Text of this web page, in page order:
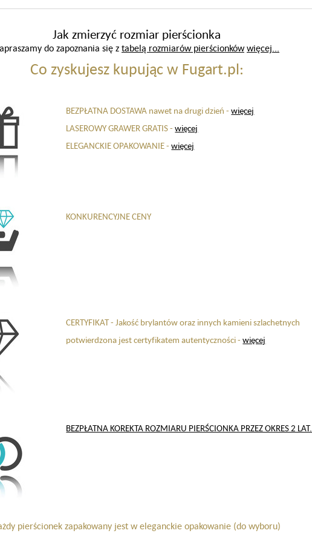
Jak zmierzyć rozmiar pierścionka
do zapoznania się z tabelą rozmiarów pierścionków więcej...
Co zyskujesz kupując w Fugart.pl:
BEZPŁATNA DOSTAWA nawet na drugi dzień -więcej
LASEROWY GRAWER GRATIS -więcej
ELEGANCKIE OPAKOWANIE -więcej
KONKURENCYJNE CENY
CERTYFIKAT - Jakość brylantów oraz innych kamieni szlachetnych
potwierdzona jest certyfikatem autentyczności -więcej
BEZPŁATNA KOREKTA ROZMIARU PIERŚCIONKA PRZEZ OKRES 2 LAT.
pierścionek zapakowany jest w eleganckie opakowanie (do wyboru)